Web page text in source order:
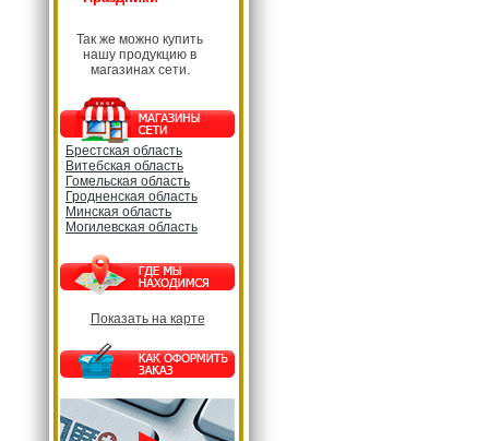
Так же можно купить
нашу продукцию в
магазинах сети.
Брестская область
Витебская область
Гомельская область
Гродненская область
Минская область
Могилевская область
Показать на карте